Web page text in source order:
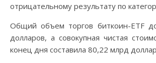
отрицательному результату по
Общий объем торгов биткоин-ETF
долларов, а совокупная чистая
конец дня составила 80,22 млрд